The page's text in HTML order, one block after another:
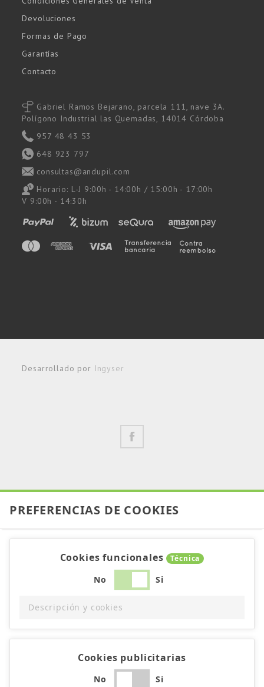
Devoluciones
Formas de Pago
Garantías
Contacto
Gabriel Ramos Bejarano, parcela 111, nave 3A.
Polígono Industrial las Quemadas, 14014 Córdoba
957 48 43 53
648 923 797
consultas@andupil.com
Horario: L-J 9:00h - 14:00h / 15:00h - 17:00h
V 9:00h - 14:30h
Desarrollado por Ingyser
PREFERENCIAS DE COOKIES
Cookies funcionales Técnica
No Si
Descripción y cookies
Cookies publicitarias
No Si